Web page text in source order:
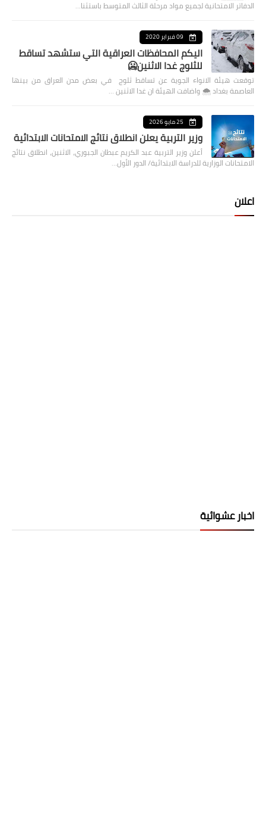
الدفاتر الامتحانية لجميع مواد مرحلة الثالث المتوسط باستثنا…
09 فبراير 2020
اليكم المحافظات العراقية التي ستشهد تساقط
للثلوج غدا الاثنين🥶
توقعت هيئة الانواء الجوية عن تساقط ثلوج في بعض مدن العراق من بينها
العاصمة بغداد ⁦🌨️⁩ واضافت الهيئة ان غدا الاثنين …
25 مايو 2026
وزير التربية يعلن انطلاق نتائج الامتحانات الابتدائية
أعلن وزير التربية عبد الكريم عبطان الجبوري، الاثنين، انطلاق نتائج
الامتحانات الوزارية للدراسة الابتدائية/ الدور الأول…
اعلان
اخبار عشوائية